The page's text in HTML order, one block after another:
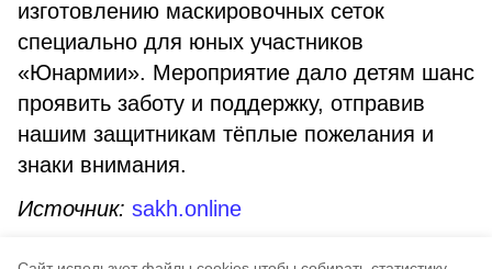
изготовлению маскировочных сеток
специально для юных участников
«Юнармии». Мероприятие дало детям шанс
проявить заботу и поддержку, отправив
нашим защитникам тёплые пожелания и
знаки внимания.
Источник: sakh.online